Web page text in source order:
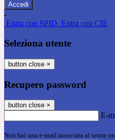
-
Entra con SPID Entra con CIE
Seleziona utente
button close ×
Recupero password
button close ×
E-
Non hai una e-mail associata al nome